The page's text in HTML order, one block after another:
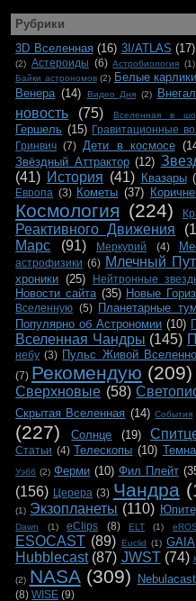
Рубрики
3D Вселенная (16) 3I/ATLAS (17)
(2) Астероиды (6) Астробиология (1)
Байки астрономов (2) Белые карлики
Венера (14) Видео Дня (2)
новость
(75) Вселенная в
Гершель (15) Гравитационные
Гринвич (7) Дети в космосе
Звёздный Аттрактор (12)
(41) История (41) Квазары
Европа (3) Кометы (37)
Космология (224)
Реактивного Движения
Марс
(91) Меркурий (4)
астрофизики (6) Млечный
хроники (25) Нейтронные
Новости сайта (35) Новые
Вселенную (5) Планетарные
Популярно об Астрономии (10)
Вселенная Чандры (145)
небу (3) Пульс Живой
(7) Рекомендую (209)
Сверхновые (58)
Скрытая Вселенная (14) События
(227)
Солнце (19)
Статьи (4) Телескопы (10)
Уэбб (2) Ферми (10) Фил Плейт
(156) Церера (3) Чандра
(1) Экзопланеты (110)
Dawn (1) eClips (8) ELT (1)
ESOCAST (89) Euclid (1) GAIA
Hubblecast (87) JWST (74)
(2) NASA (309) Nebulacast
(8) WISE (9)